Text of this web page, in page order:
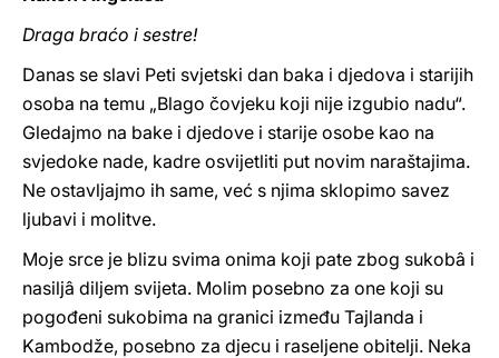
Draga braćo i sestre!
Danas se slavi Peti svjetski dan baka i djedova i starijih
osoba na temu „Blago čovjeku koji nije izgubio nadu“.
Gledajmo na bake i djedove i starije osobe kao na
svjedoke nade, kadre osvijetliti put novim naraštajima.
Ne ostavljajmo ih same, već s njima sklopimo savez
ljubavi i molitve.
Moje srce je blizu svima onima koji pate zbog sukobâ i
nasiljâ diljem svijeta. Molim posebno za one koji su
pogođeni sukobima na granici između Tajlanda i
Kambodže, posebno za djecu i raseljene obitelji. Neka